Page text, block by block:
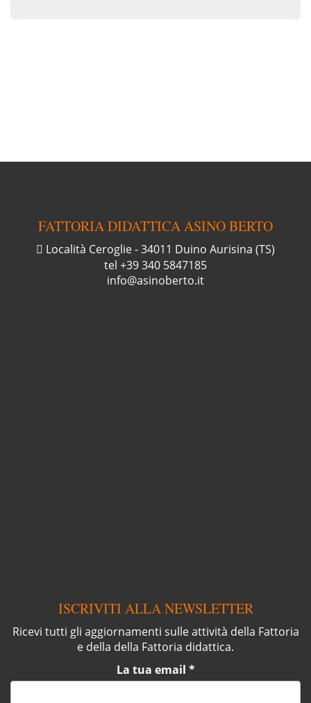
FATTORIA DIDATTICA ASINO BERTO
Località Ceroglie-34011 Duino Aurisina (TS)
tel +39 340 5847185
info@asinoberto.it
ISCRIVITI ALLA NEWSLETTER
Ricevi tutti gli aggiornamenti sulle attività della Fattoria
e della della Fattoria didattica.
La tua email *